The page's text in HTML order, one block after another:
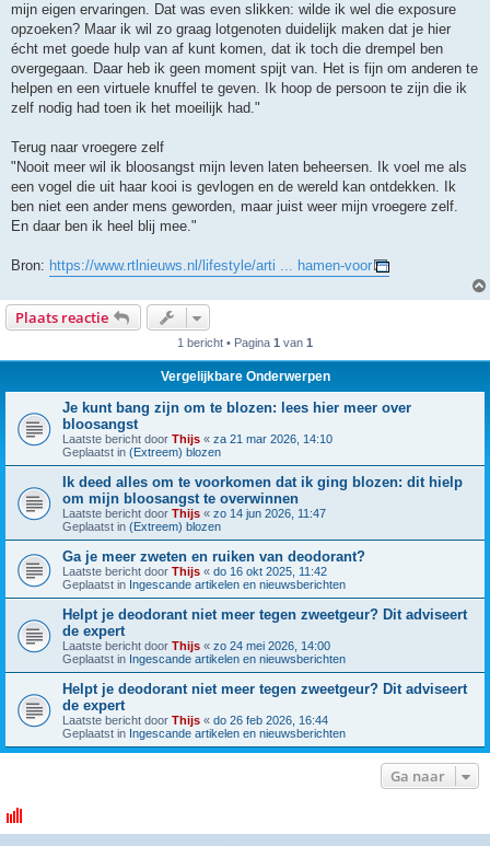
mijn eigen ervaringen. Dat was even slikken: wilde ik wel die exposure
opzoeken? Maar ik wil zo graag lotgenoten duidelijk maken dat je hier
écht met goede hulp van af kunt komen, dat ik toch die drempel ben
overgegaan. Daar heb ik geen moment spijt van. Het is fijn om anderen te
helpen en een virtuele knuffel te geven. Ik hoop de persoon te zijn die ik
zelf nodig had toen ik het moeilijk had."
Terug naar vroegere zelf
"Nooit meer wil ik bloosangst mijn leven laten beheersen. Ik voel me als
een vogel die uit haar kooi is gevlogen en de wereld kan ontdekken. Ik
ben niet een ander mens geworden, maar juist weer mijn vroegere zelf.
En daar ben ik heel blij mee."
Bron: https://www.rtlnieuws.nl/lifestyle/arti ... hamen-voor
Plaats reactie
1 bericht • Pagina 1 van 1
Vergelijkbare Onderwerpen
Je kunt bang zijn om te blozen: lees hier meer over
bloosangst
Laatste bericht door Thijs « za 21 mar 2026, 14:10
Geplaatst in (Extreem) blozen
Ik deed alles om te voorkomen dat ik ging blozen: dit hielp
om mijn bloosangst te overwinnen
Laatste bericht door Thijs « zo 14 jun 2026, 11:47
Geplaatst in (Extreem) blozen
Ga je meer zweten en ruiken van deodorant?
Laatste bericht door Thijs « do 16 okt 2025, 11:42
Geplaatst in Ingescande artikelen en nieuwsberichten
Helpt je deodorant niet meer tegen zweetgeur? Dit adviseert
de expert
Laatste bericht door Thijs « zo 24 mei 2026, 14:00
Geplaatst in Ingescande artikelen en nieuwsberichten
Helpt je deodorant niet meer tegen zweetgeur? Dit adviseert
de expert
Laatste bericht door Thijs « do 26 feb 2026, 16:44
Geplaatst in Ingescande artikelen en nieuwsberichten
Ga naar